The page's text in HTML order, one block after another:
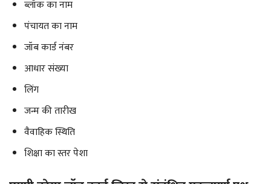
ब्लॉक का नाम
पंचायत का नाम
जॉब कार्ड नंबर
आधार संख्या
लिंग
जन्म की तारीख
वैवाहिक स्थिति
शिक्षा का स्तर पेशा